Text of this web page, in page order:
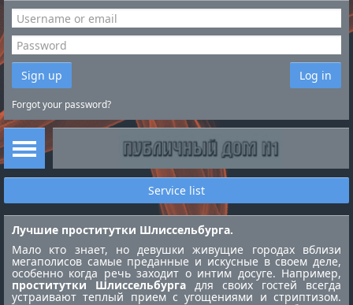
Sign up Log in
Forgot your password?
Service list
Лучшие проститутки Шлиссельбурга.
Мало кто знает, но девушки живущие городах вблизи
мегаполисов самые преданные и искусные в своем деле,
особенно когда речь заходит о интим досуге. Например,
проститутки Шлиссельбурга для своих гостей всегда
устраивают теплый прием с угощениями и стриптизом.